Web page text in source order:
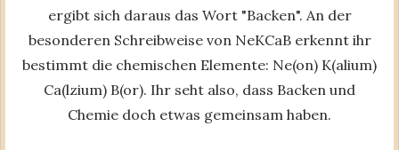
ergibt sich daraus das Wort "Backen". An der
besonderen Schreibweise von NeKCaB erkennt ihr
bestimmt die chemischen Elemente: Ne(on) K(alium)
Ca(lzium) B(or). Ihr seht also, dass Backen und
Chemie doch etwas gemeinsam haben.